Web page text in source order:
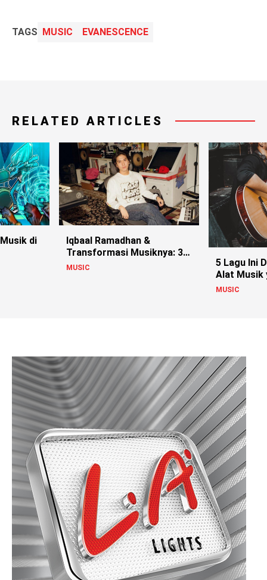
TAGS MUSIC EVANESCENCE
RELATED ARTICLES
di
Iqbaal Ramadhan &
Transformasi Musiknya: 3
Single Terbaru
MUSIC
5 Lagu Ini
Alat Musik
Biasa
MUSIC